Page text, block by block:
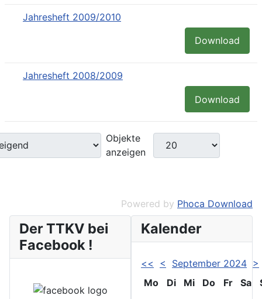
Jahresheft 2009/2010
Download
Jahresheft 2008/2009
Download
Objekte
anzeigen
Powered by Phoca Download
Der TTKV bei
Facebook !
Kalender
<< < September 2024 >
Mo
Di Mi Do Fr Sa